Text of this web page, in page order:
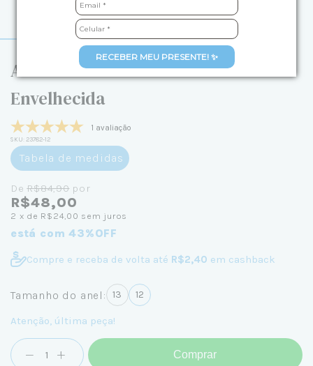
RECEBER MEU PRESENTE! ✨
Anel de Prata Aro Fino e Pena
Envelhecida
1 avaliação
SKU: 23782-12
Tabela de medidas
DeR$84,90por
R$48,00
2 x de R$24,00 sem juros
está com 43%OFF
Compre e receba de volta até R$2,40 em cashback
Tamanho do anel: 13 12
Atenção, última peça!
Comprar